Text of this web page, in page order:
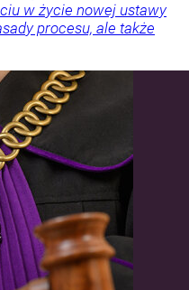
w życie nowej ustawy
procesu, ale także